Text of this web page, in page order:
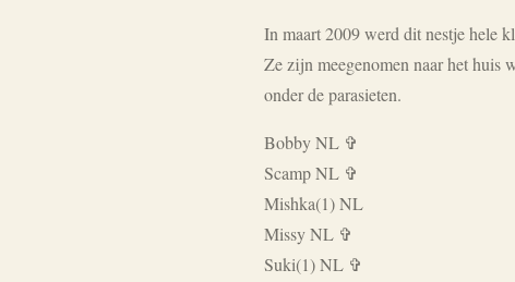
In maart 2009 werd dit nestje hele
Ze zijn meegenomen naar het huis
onder de parasieten.
Bobby NL ✞
Scamp NL ✞
Mishka(1) NL
Missy NL ✞
Suki(1) NL ✞